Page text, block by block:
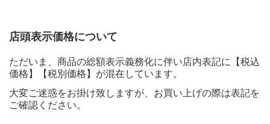
店頭表示価格について
ただいま、商品の総額表示義務化に伴い店内表記に【税込
価格】【税別価格】が混在しています。
大変ご迷惑をお掛け致しますが、お買い上げの際は表記を
ご確認ください。